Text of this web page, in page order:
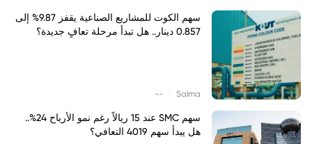
سهم الكوت للمشاريع الصناعية يقفز 9.87% إلى
0.857 دينار.. هل تبدأ مرحلة تعافٍ جديدة؟
Salma
--
سهم SMC عند 15 ريالاً رغم نمو الأرباح 24%..
هل يبدأ سهم 4019 التعافي؟